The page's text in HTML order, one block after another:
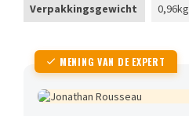
Verpakkingsgewicht 0,96kg
MENING VAN DE EXPERT